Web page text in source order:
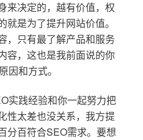
来决定的，越有价值，权
是为了提升网站价值。
，只有最了解产品和服务
容，这也是我前面说的你
因和方式。
实践经验和你一起努力把
性太差也没关系，我方提
分百符合SEO需求。要想